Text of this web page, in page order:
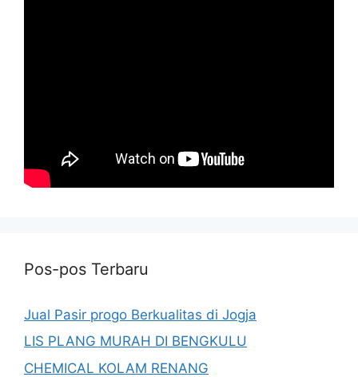
Pos-pos Terbaru
Jual Pasir progo Berkualitas di Jogja
LIS PLANG MURAH DI BENGKULU
CHEMICAL KOLAM RENANG